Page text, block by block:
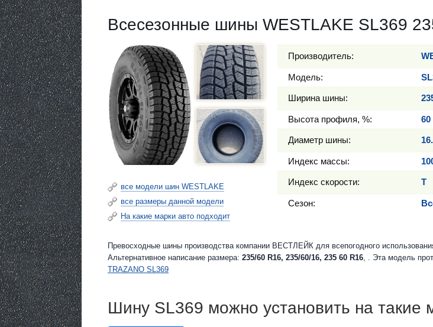
Всесезонные шины WESTLAKE SL369
все модели шин WESTLAKE
все размеры данной модели
На какие марки авто подходит
Производитель:
Модель:
Ширина шины:
Высота профиля, %: 60
Диаметр шины:
Индекс массы:
Индекс скорости: T
Сезон:
Превосходные шины производства компании ВЕСТЛЕЙК для всепогодного
Альтернативное написание размера: 235/60 R16, 235/60/16, 235 60 R16, . Эта модель
TRAZANO SL369
Шину SL369 можно установить на такие